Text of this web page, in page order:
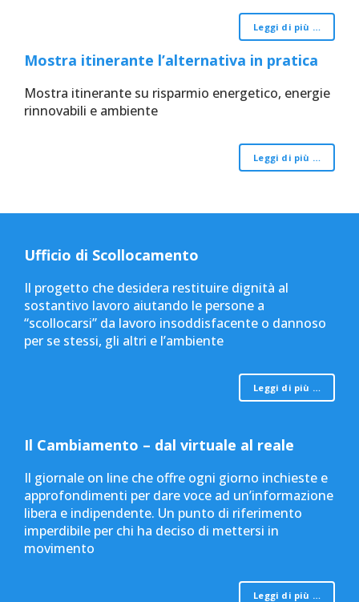
Leggi di più …
Mostra itinerante l’alternativa in pratica
Mostra itinerante su risparmio energetico, energie
rinnovabili e ambiente
Leggi di più …
Ufficio di Scollocamento
Il progetto che desidera restituire dignità al
sostantivo lavoro aiutando le persone a
“scollocarsi” da lavoro insoddisfacente o dannoso
per se stessi, gli altri e l’ambiente
Leggi di più …
Il Cambiamento – dal virtuale al reale
Il giornale on line che offre ogni giorno inchieste e
approfondimenti per dare voce ad un’informazione
libera e indipendente. Un punto di riferimento
imperdibile per chi ha deciso di mettersi in
movimento
Leggi di più …